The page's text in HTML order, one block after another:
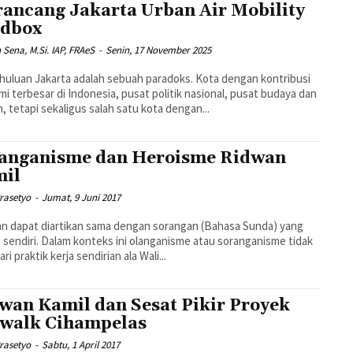
Jakarta Urban Air Mobility
M.Si. IAP, FRAeS - Senin, 17 November 2025
paradoks. Kota dengan kontribusi
terbesar di Indonesia, pusat politik nasional, pusat budaya dan
tetapi sekaligus salah satu kota dengan...
dan Heroisme Ridwan
- Jumat, 9 Juni 2017
dapat diartikan sama dengan sorangan (Bahasa Sunda) yang
Dalam konteks ini olanganisme atau soranganisme tidak
praktik kerja sendirian ala Wali...
Kamil dan Sesat Pikir Proyek
Cihampelas
- Sabtu, 1 April 2017